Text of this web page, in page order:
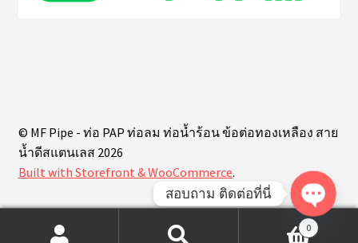
© MF Pipe - ท่อ PAP ท่อลม ท่อน้ำร้อน ข้อต่อทองเหลือง สาย
น้ำดีสแตนเลส 2026
Built with Storefront & WooCommerce.
0
สอบถาม ติดต่อที่นี่
O